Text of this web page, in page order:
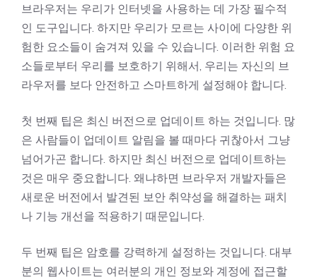
브라우저는 우리가 인터넷을 사용하는 데 가장 필수적
인 도구입니다. 하지만 우리가 모르는 사이에 다양한 위
험한 요소들이 숨겨져 있을 수 있습니다. 이러한 위험 요
소들로부터 우리를 보호하기 위해서, 우리는 자신의 브
라우저를 보다 안전하고 스마트하게 설정해야 합니다.
첫 번째 팁은 최신 버전으로 업데이트 하는 것입니다. 많
은 사람들이 업데이트 알림을 볼 때마다 귀찮아서 그냥
넘어가곤 합니다. 하지만 최신 버전으로 업데이트하는
것은 매우 중요합니다. 왜냐하면 브라우저 개발자들은
새로운 버전에서 발견된 보안 취약성을 해결하는 패치
나 기능 개선을 적용하기 때문입니다.
두 번째 팁은 암호를 강력하게 설정하는 것입니다. 대부
분의 웹사이트는 여러분의 개인 정보와 계정에 접근할